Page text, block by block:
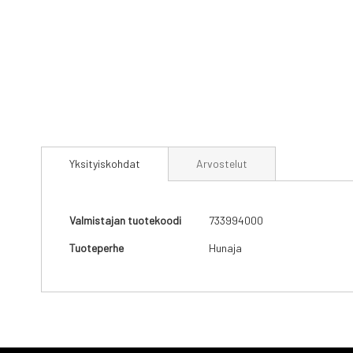
to
images
gallery
Yksityiskohdat
Yksityiskohdat
Valmistajan tuotekoodi 733994000
Tuoteperhe Hunaja
Arvostelut